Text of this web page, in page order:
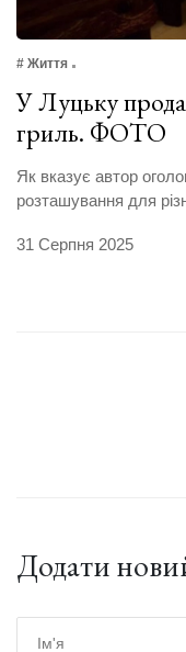
# Життя
У Луцьку
гриль. ФОТО
Як вказує автор
розташування для
31 Серпня 2025
Додати